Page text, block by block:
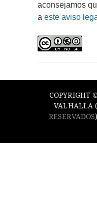
aconsejamos
a este aviso
COPYRIGHT
VALHALLA (
RESERVADOS